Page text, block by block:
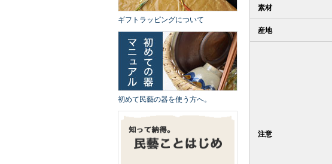
ギフトラッピングについて
初めて民藝の器を使う方へ。
素材
産地
注意